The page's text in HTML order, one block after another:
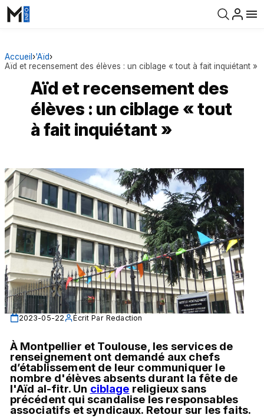
Accueil ›'Aïd›
Aïd et recensement des élèves : un ciblage « tout à fait inquiétant »
Aïd et recensement des
élèves : un ciblage « tout
à fait inquiétant »
2023-05-22 Écrit Par Redaction
À Montpellier et Toulouse, les services de
renseignement ont demandé aux chefs
d’établissement de leur communiquer le
nombre d'élèves absents durant la fête de
l'Aïd al-fitr. Un ciblage religieux sans
précédent qui scandalise les responsables
associatifs et syndicaux. Retour sur les faits.